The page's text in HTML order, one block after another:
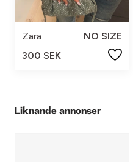
Zara
NO SIZE
300 SEK
Liknande annonser